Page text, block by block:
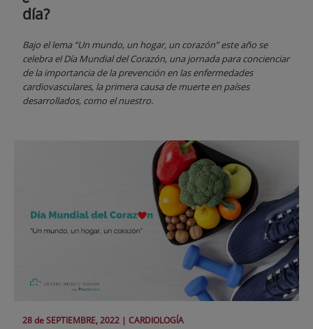
día?
Bajo el lema “Un mundo, un hogar, un corazón” este año se
celebra el Día Mundial del Corazón, una jornada para concienciar
de la importancia de la prevención en las enfermedades
cardiovasculares, la primera causa de muerte en países
desarrollados, como el nuestro.
28 deSEPTIEMBRE, 2022 | CARDIOLOGÍA